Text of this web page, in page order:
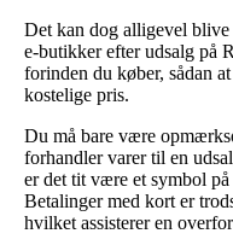
Det kan dog alligevel
e-butikker efter udsalg på
forinden du køber, sådan
kostelige pris.
Du må bare være
forhandler varer til en
er det tit være et symbol
Betalinger med kort er
hvilket assisterer en